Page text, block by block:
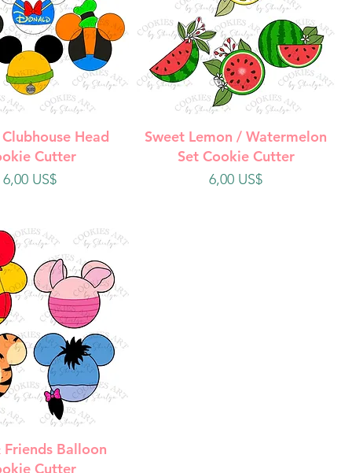
rápida Head
Cutter
Precio
6,00 US$
Vista rápida
Sweet Lemon / Watermelon
Set Cookie Cutter
Precio
6,00 US$
rápida
Friends Balloon
Cutter